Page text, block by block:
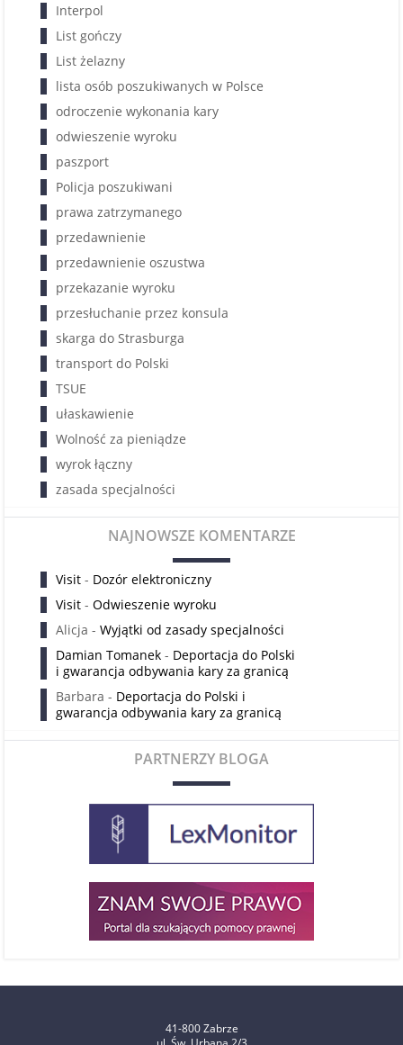
Interpol
List gończy
List żelazny
lista osób poszukiwanych w Polsce
odroczenie wykonania kary
odwieszenie wyroku
paszport
Policja poszukiwani
prawa zatrzymanego
przedawnienie
przedawnienie oszustwa
przekazanie wyroku
przesłuchanie przez konsula
skarga do Strasburga
transport do Polski
TSUE
ułaskawienie
Wolność za pieniądze
wyrok łączny
zasada specjalności
NAJNOWSZE KOMENTARZE
Visit - Dozór elektroniczny
Visit - Odwieszenie wyroku
Alicja - Wyjątki od zasady specjalności
Damian Tomanek - Deportacja do Polski
i gwarancja odbywania kary za granicą
Barbara - Deportacja do Polski i
gwarancja odbywania kary za granicą
PARTNERZY BLOGA
41-800 Zabrze